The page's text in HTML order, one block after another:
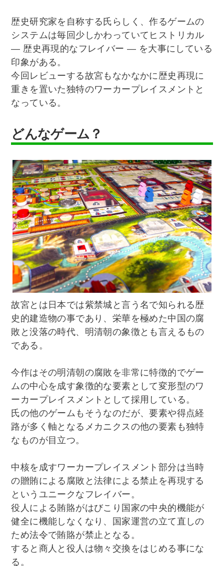
歴史研究家を自称する氏らしく、作るゲームの
システムは毎回少しかわっていてヒストリカル
― 歴史再現的なフレイバー ― を大事にしている
印象がある。
今回レビューする故宮もなかなかに歴史再現に
重きを置いた独特のワーカープレイスメントと
なっている。
どんなゲーム？
故宮とは日本では紫禁城と言う名で知られる歴
史的建造物の事であり、栄華を極めた中国の腐
敗と没落の時代、明清朝の象徴とも言えるもの
である。
今作はその明清朝の腐敗を非常に特徴的でゲー
ムの中心を成す象徴的な要素として変形型のワ
ーカープレイスメントとして採用している。
氏の他のゲームもそうなのだが、要素や得点経
路が多く軸となるメカニクスの他の要素も独特
なものが目立つ。
中核を成すワーカープレイスメント部分は当時
の贈賄による腐敗と法律による禁止を再現する
というユニークなフレイバー。
役人による賄賂がはびこり国家の中央的機能が
健全に機能しなくなり、国家運営の立て直しの
ため法令で賄賂が禁止となる。
すると商人と役人は物々交換をはじめる事にな
る。